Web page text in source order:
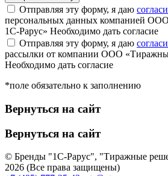
Отправляя эту форму, я даю
персональных данных компанией
1С-Рарус» Необходимо дать согласие
Отправляя эту форму, я даю
рассылки от компании ООО
Необходимо дать согласие
*поле обязательно к заполнению
Вернуться на сайт
Вернуться на сайт
© Бренды "1С-Рарус", "Тиражные
2026 (Все права защищены)